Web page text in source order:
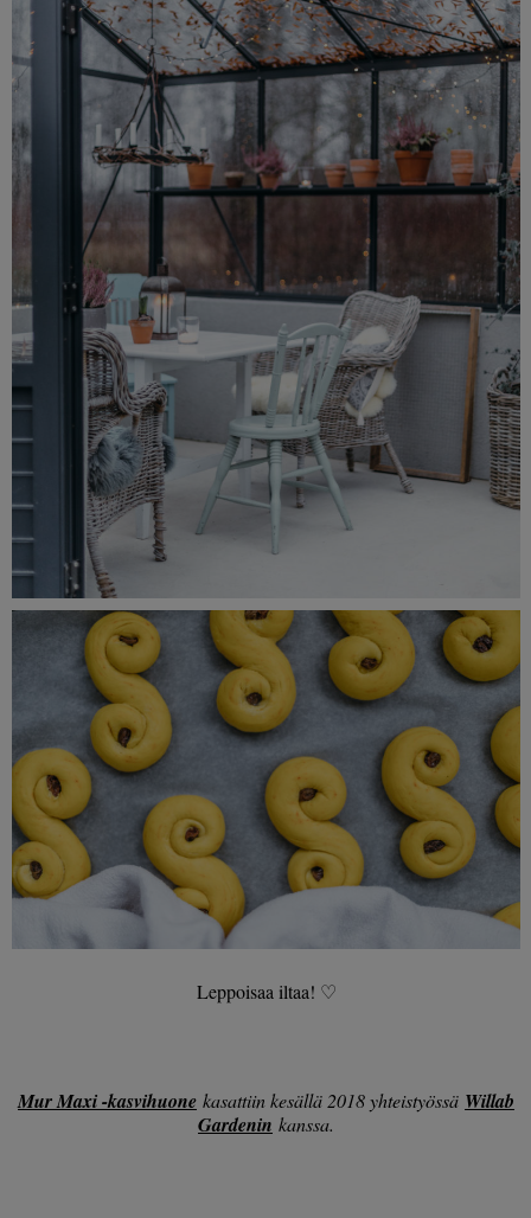
Leppoisaa iltaa! ♡
Mur Maxi -kasvihuone kasattiin kesällä 2018 yhteistyössä Willab
Gardenin kanssa.